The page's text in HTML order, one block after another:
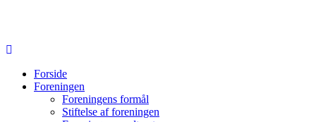
Forside
Foreningen
Foreningens formål
Stiftelse af foreningen